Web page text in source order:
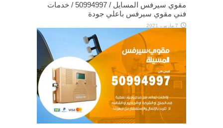
مقوي سيرفس المسايل / 50994997 / خدمات
فني مقوي سيرفس باعلي جودة
7 مارس، 2021